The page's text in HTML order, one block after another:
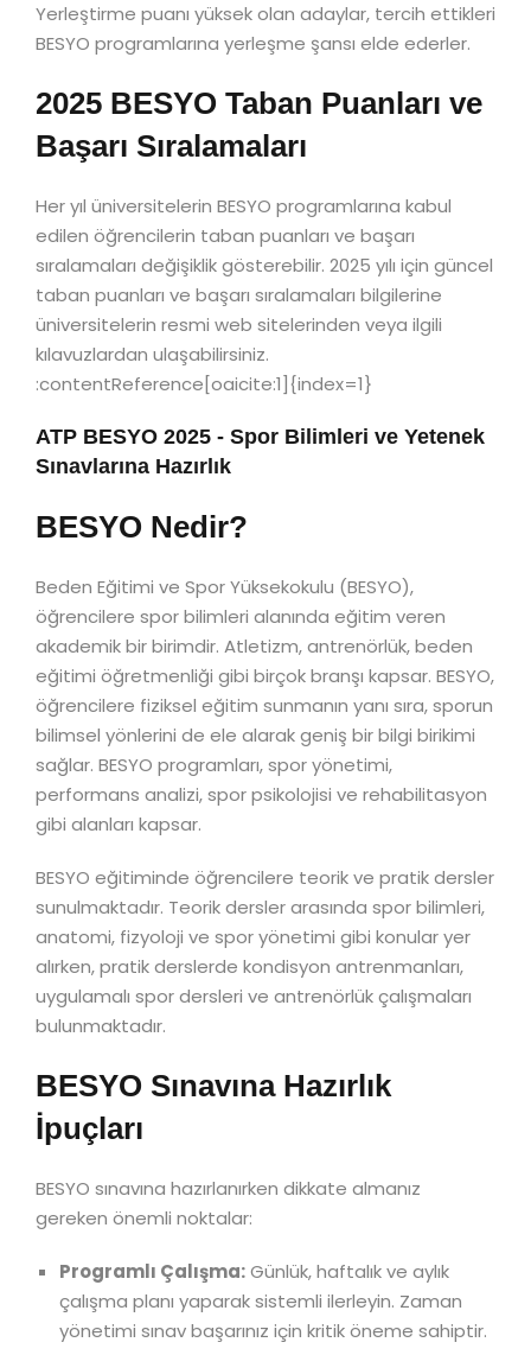
Yerleştirme puanı yüksek olan adaylar, tercih ettikleri
BESYO programlarına yerleşme şansı elde ederler.
2025 BESYO Taban Puanları ve
Başarı Sıralamaları
Her yıl üniversitelerin BESYO programlarına kabul
edilen öğrencilerin taban puanları ve başarı
sıralamaları değişiklik gösterebilir. 2025 yılı için güncel
taban puanları ve başarı sıralamaları bilgilerine
üniversitelerin resmi web sitelerinden veya ilgili
kılavuzlardan ulaşabilirsiniz.
:contentReference[oaicite:1]{index=1}
ATP BESYO 2025 - Spor Bilimleri ve Yetenek
Sınavlarına Hazırlık
BESYO Nedir?
Beden Eğitimi ve Spor Yüksekokulu (BESYO),
öğrencilere spor bilimleri alanında eğitim veren
akademik bir birimdir. Atletizm, antrenörlük, beden
eğitimi öğretmenliği gibi birçok branşı kapsar. BESYO,
öğrencilere fiziksel eğitim sunmanın yanı sıra, sporun
bilimsel yönlerini de ele alarak geniş bir bilgi birikimi
sağlar. BESYO programları, spor yönetimi,
performans analizi, spor psikolojisi ve rehabilitasyon
gibi alanları kapsar.
BESYO eğitiminde öğrencilere teorik ve pratik dersler
sunulmaktadır. Teorik dersler arasında spor bilimleri,
anatomi, fizyoloji ve spor yönetimi gibi konular yer
alırken, pratik derslerde kondisyon antrenmanları,
uygulamalı spor dersleri ve antrenörlük çalışmaları
bulunmaktadır.
BESYO Sınavına Hazırlık
İpuçları
BESYO sınavına hazırlanırken dikkate almanız
gereken önemli noktalar:
Programlı Çalışma:Günlük, haftalık ve aylık
çalışma planı yaparak sistemli ilerleyin. Zaman
yönetimi sınav başarınız için kritik öneme sahiptir.